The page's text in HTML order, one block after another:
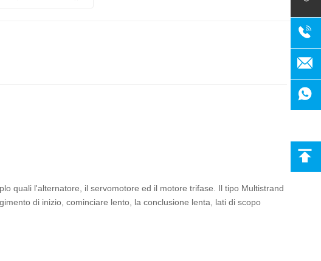
quali l'alternatore, il servomotore ed il motore trifase. Il tipo Multistrand
di inizio, cominciare lento, la conclusione lenta, lati di scopo